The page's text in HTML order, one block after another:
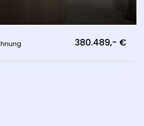
380.489,- €